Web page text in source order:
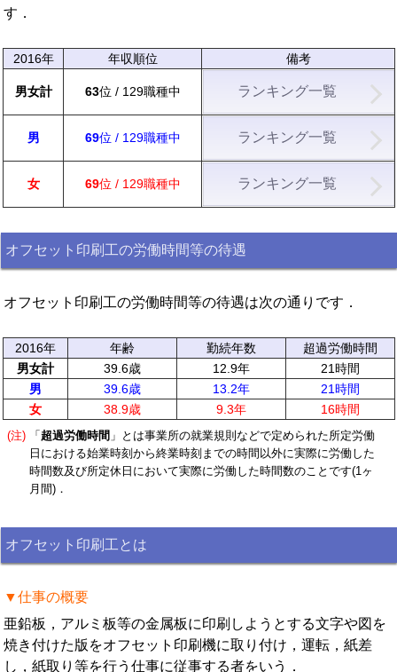
す．
2016年 年収順位 備考
男女計 63位 / 129職種中 ランキング一覧
男 69位 / 129職種中 ランキング一覧
女 69位 / 129職種中 ランキング一覧
オフセット印刷工の労働時間等の待遇
オフセット印刷工の労働時間等の待遇は次の通りです．
2016年 年齢 勤続年数
超過労働時間
男女計
39.6歳 12.9年
21時間
男
39.6歳 13.2年
21時間
女
38.9歳 9.3年 16時間
(注) 「 超過労働時間 」とは事業所の就業規則などで定められた所定労働
日における始業時刻から終業時刻までの時間以外に実際に労働した
時間数及び所定休日において実際に労働した時間数のことです(1ヶ
月間)．
オフセット印刷工とは
▼仕事の概要
亜鉛板，アルミ板等の金属板に印刷しようとする文字や図を
焼き付けた版をオフセット印刷機に取り付け，運転，紙差
し，紙取り等を行う仕事に従事する者をいう．